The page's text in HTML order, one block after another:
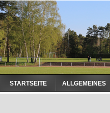
Navigation
überspringen
STARTSEITE ALLGEMEINES